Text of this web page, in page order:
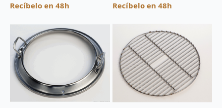
Recíbelo en 48h Recíbelo en 48h